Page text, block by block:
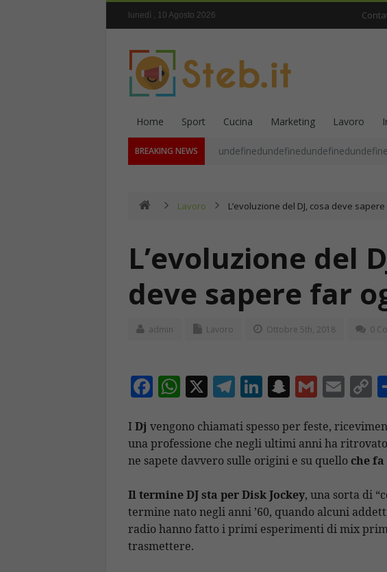
lunedì , 10 Agosto 2026
Home Sport Cucina Marketing Lavoro
BREAKING NEWS
Lavoro L’evoluzione del DJ, cosa deve
L’evoluzione del
deve sapere far
admin Lavoro Ottobre 5th, 2018 0
F
e
b
o
o
k
W
at
s
A
p
p
X T
e
gr
a
m
Li
k
e
dI
n
S
a
p
c
h
at
G
ai
l
E
ai
l
C
p
y
n
k
I Dj vengono chiamati spesso per feste,
una professione che negli ultimi anni ha
ne sapete davvero sulle origini e su quello che
Il termine DJ sta per Disk Jockey, una sorta di
termine nato negli anni ’60, quando alcuni
radio hanno fatto i primi esperimenti di mix
trasmettere.